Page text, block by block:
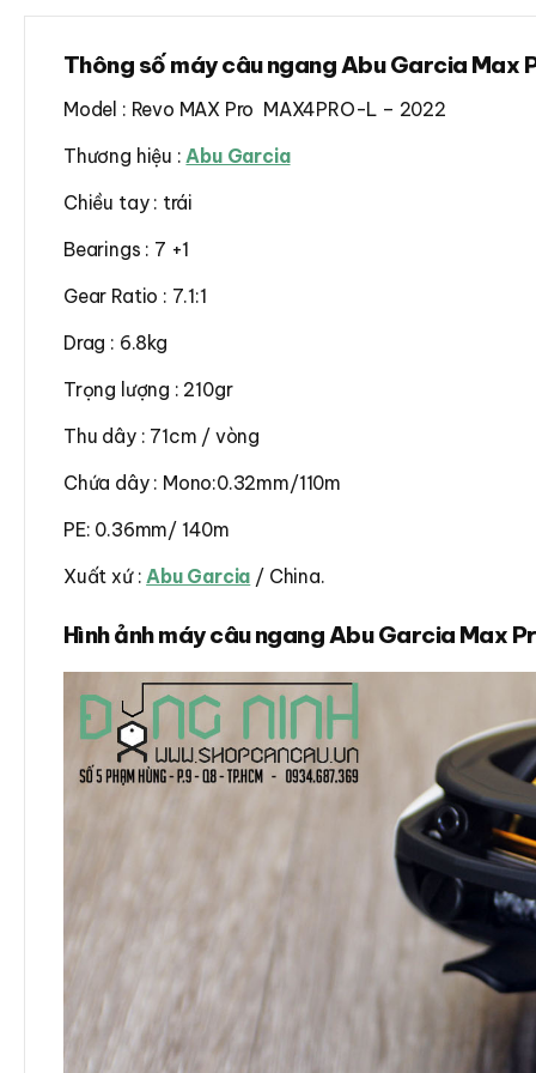
Thông số máy câu ngang Abu Garcia Max
Model : Revo MAX Pro MAX4PRO-L – 2022
Thương hiệu :Abu Garcia
Chiều tay : trái
Bearings : 7 +1
Gear Ratio : 7.1:1
Drag : 6.8kg
Trọng lượng : 210gr
Thu dây : 71cm / vòng
Chứa dây : Mono:0.32mm/110m
PE: 0.36mm/ 140m
Xuất xứ :Abu Garcia / China.
Hình ảnh máy câu ngang Abu Garcia Max